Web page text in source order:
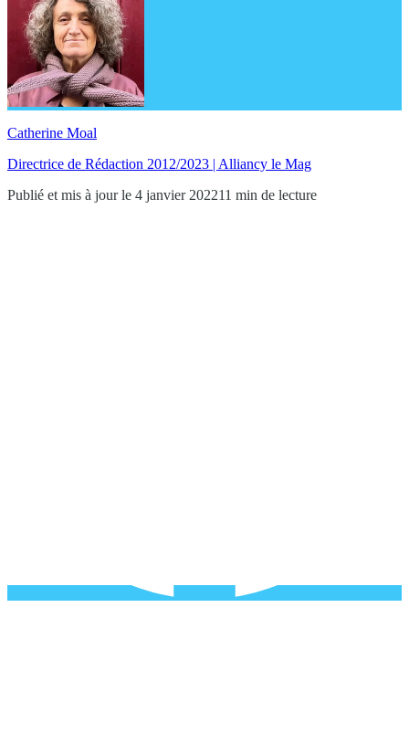
Catherine Moal
Directrice de Rédaction 2012/2023 | Alliancy le Mag
Publié et mis à jour le 4 janvier 202211 min de lecture